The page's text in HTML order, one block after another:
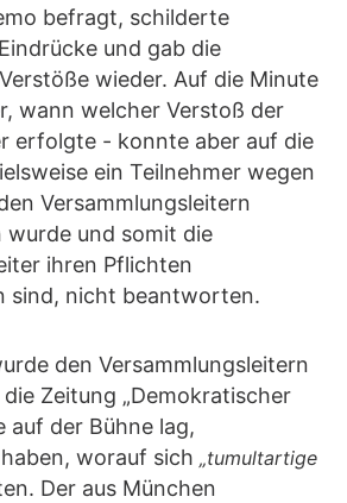
befragt, schilderte
und gab die
wieder. Auf die Minute
wann welcher Verstoß der
erfolgte - konnte aber auf die
ein Teilnehmer wegen
Versammlungsleitern
wurde und somit die
ihren Pflichten
sind, nicht beantworten.
den Versammlungsleitern
Zeitung „Demokratischer
auf der Bühne lag,
worauf sich „tumultartige
Der aus München